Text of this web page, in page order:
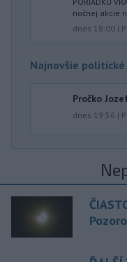
nočnej akcie
dnes 18:00 |
Najnovšie
Pročko
dnes 19:56 |